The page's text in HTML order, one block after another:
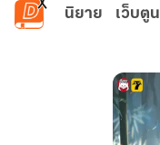
ข้ามไปยังเนื้อหาหลัก
นิยาย เว็บตูน